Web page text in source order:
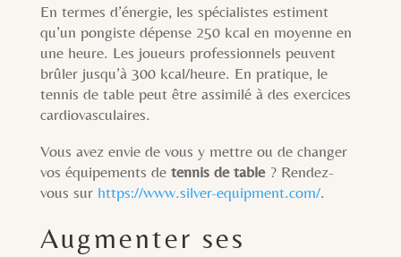
En termes d’énergie, les spécialistes estiment
qu’un pongiste dépense 250 kcal en moyenne en
une heure. Les joueurs professionnels peuvent
brûler jusqu’à 300 kcal/heure. En pratique, le
tennis de table peut être assimilé à des exercices
cardiovasculaires.
Vous avez envie de vous y mettre ou de changer
vos équipements de tennis de table? Rendez-
vous sur https://www.silver-equipment.com/.
Augmenter ses